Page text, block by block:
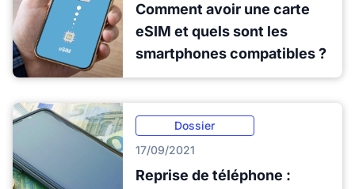
Comment avoir une carte
eSIM et quels sont les
smartphones compatibles ?
Dossier
17/09/2021
Reprise de téléphone :